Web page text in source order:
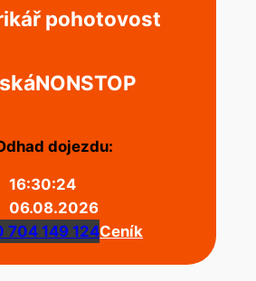
pohotovost
NONSTOP
dojezdu:
16:30:24
06.08.2026
704 149 124Ceník